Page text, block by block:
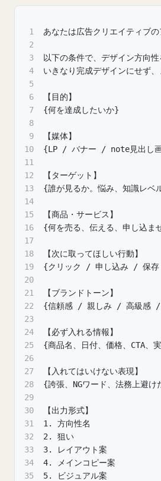
1
あなたは広告クリエイティブの
2
3
以下の条件で、デザイン方向性
4
いきなり完成デザインにせず
5
6
【目的】
7
{何を達成したいか}
8
9
【媒体】
10
{LP / バナー / note見出し
11
12
【ターゲット】
13
{誰が見るか。悩み、知識レベ
14
15
【商品・サービス】
16
{何を売る、伝える、申し込ま
17
18
【次に取ってほしい行動】
19
{クリック / 申し込み / 保
20
21
【ブランドトーン】
22
{信頼感 / 親しみ / 高級感
23
24
【必ず入れる情報】
25
{商品名、日付、価格、CTA、
26
27
【入れてはいけない表現】
28
{誇張、NGワード、法務上避
29
30
【出力形式】
31
1. 方向性名
32
2. 狙い
33
3. レイアウト案
34
4. メインコピー案
35
5. ビジュアル案